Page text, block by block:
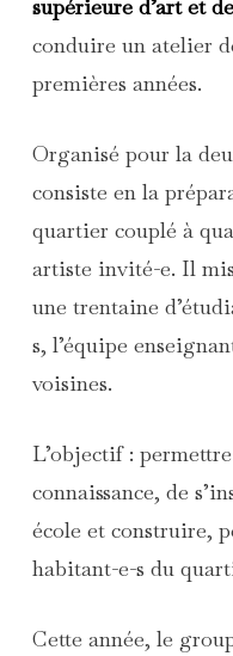
supérieure d’art et
conduire un atelier
premières années.
Organisé pour la
consiste en la
quartier couplé à
artiste invité-e. Il
une trentaine
s, l’équipe
voisines.
L’objectif :
connaissance, de
école et construire,
habitant-e-s du
Cette année, le